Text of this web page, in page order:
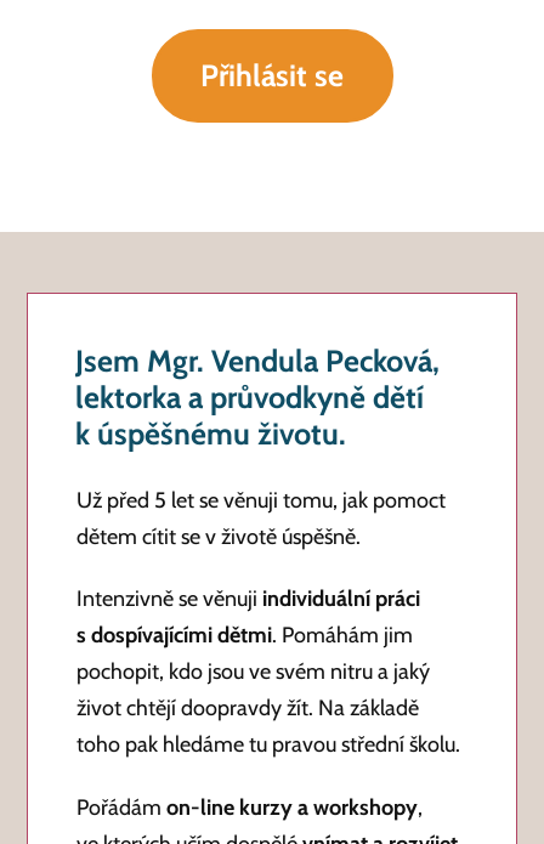
Přihlásit se
Jsem Mgr. Vendula Pecková,
lektorka a průvodkyně dětí
k úspěšnému životu.
Už před 5 let se věnuji tomu, jak pomoct
dětem cítit se v životě úspěšně.
Intenzivně se věnuji individuální práci
s dospívajícími dětmi. Pomáhám jim
pochopit, kdo jsou ve svém nitru a jaký
život chtějí doopravdy žít. Na základě
toho pak hledáme tu pravou střední školu.
Pořádámon-line kurzy a workshopy,